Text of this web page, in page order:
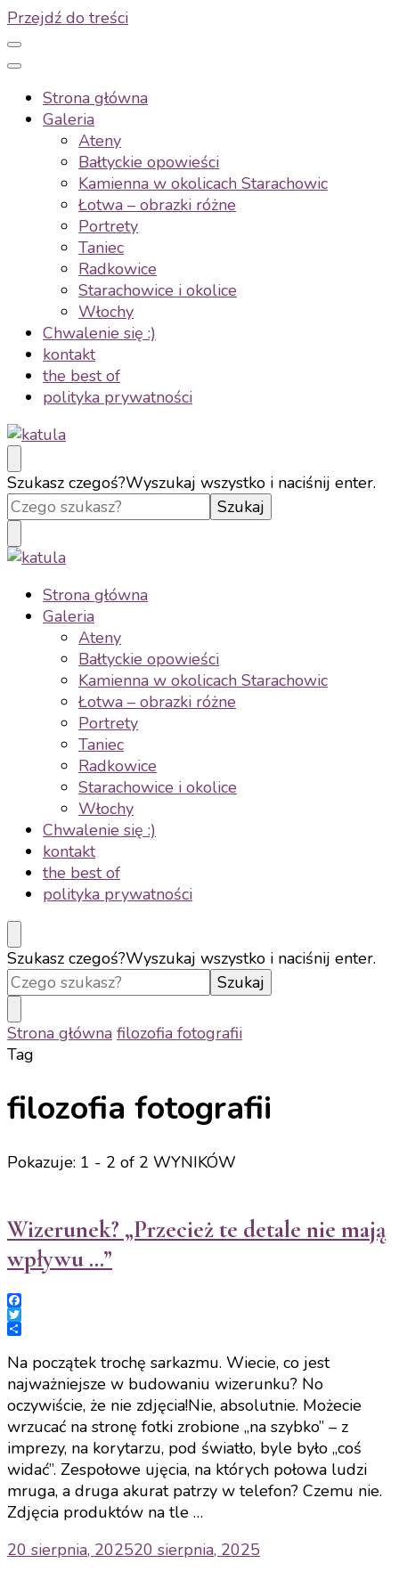
Przejdź do treści
Strona główna
Galeria
Ateny
Bałtyckie opowieści
Kamienna w okolicach Starachowic
Łotwa – obrazki różne
Portrety
Taniec
Radkowice
Starachowice i okolice
Włochy
Chwalenie się :)
kontakt
the best of
polityka prywatności
katula
twórz wspomnienia, nie zdjęcia
Szukasz czegoś?Wyszukaj wszystko i naciśnij enter.
katula
twórz wspomnienia, nie zdjęcia
Strona główna
Galeria
Ateny
Bałtyckie opowieści
Kamienna w okolicach Starachowic
Łotwa – obrazki różne
Portrety
Taniec
Radkowice
Starachowice i okolice
Włochy
Chwalenie się :)
kontakt
the best of
polityka prywatności
Szukasz czegoś?Wyszukaj wszystko i naciśnij enter.
Strona główna filozofia fotografii
Tag
filozofia fotografii
Pokazuje: 1 - 2 of 2 WYNIKÓW
Wizerunek? „Przecież te detale nie mają
wpływu …”
Facebook
Twitter
Share
Na początek trochę sarkazmu. Wiecie, co jest
najważniejsze w budowaniu wizerunku? No
oczywiście, że nie zdjęcia!Nie, absolutnie. Możecie
wrzucać na stronę fotki zrobione „na szybko” – z
imprezy, na korytarzu, pod światło, byle było „coś
widać”. Zespołowe ujęcia, na których połowa ludzi
mruga, a druga akurat patrzy w telefon? Czemu nie.
Zdjęcia produktów na tle …
20 sierpnia, 202520 sierpnia, 2025